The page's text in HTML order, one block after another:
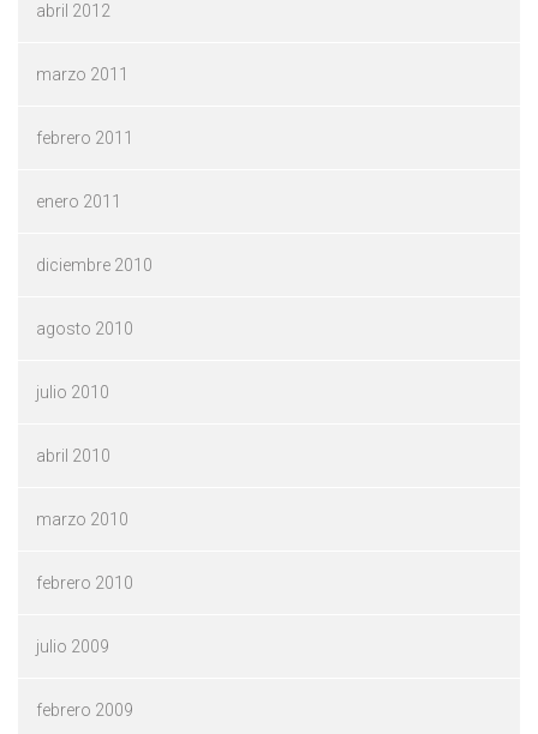
abril 2012
marzo 2011
febrero 2011
enero 2011
diciembre 2010
agosto 2010
julio 2010
abril 2010
marzo 2010
febrero 2010
julio 2009
febrero 2009